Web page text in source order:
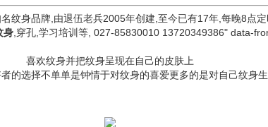
纹身品牌,由退伍老兵2005年创建,至今已有17年,每晚8点
身 ,穿孔,学习培训等, 027-85830010 13720349386" data-
喜欢纹身并把纹身呈现在自己的皮肤上
的选择不单单是钟情于对纹身的喜爱更多的是对自己纹身